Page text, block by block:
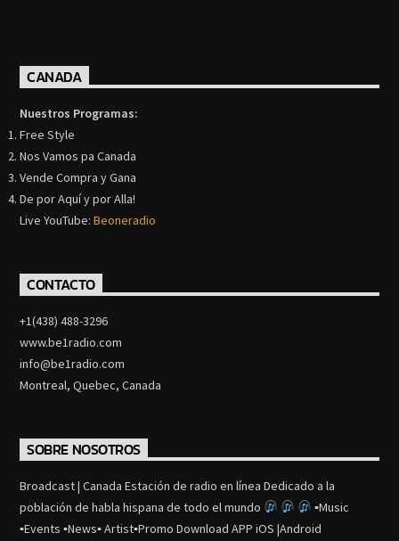
CANADA
Nuestros Programas:
Free Style
Nos Vamos pa Canada
Vende Compra y Gana
De por Aquí y por Alla!
Live YouTube:Beoneradio
CONTACTO
+1(438) 488-3296
www.be1radio.com
info@be1radio.com
Montreal, Quebec, Canada
SOBRE NOSOTROS
Broadcast | Canada Estación de radio en línea Dedicado a la
población de habla hispana de todo el mundo
▪Music
▪Events ▪News▪ Artist▪Promo Download APP iOS |Android